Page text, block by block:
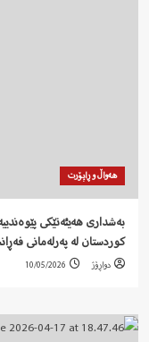
هەواڵ و ڕاپۆرت
بەشداری هەیئەتێکی
کوردستان لە پەرلەمانی
دواڕۆژ 10/05/2026